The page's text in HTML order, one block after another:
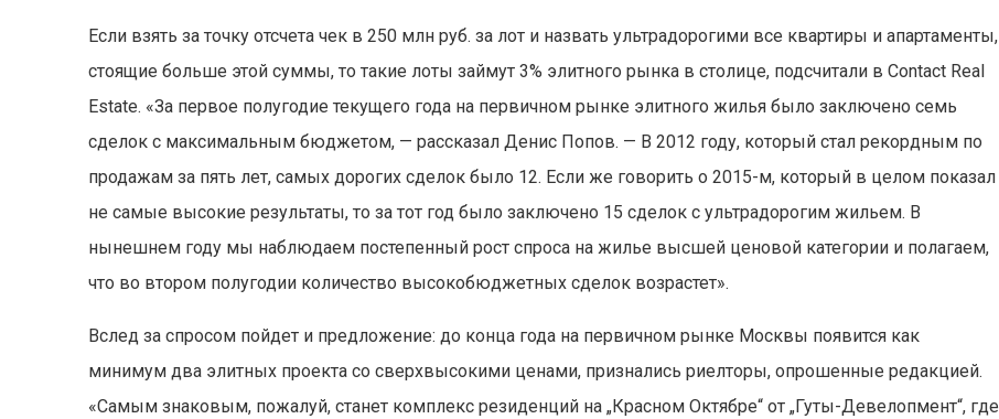
Если взять за точку отсчета чек в 250 млн руб. за лот и назвать ультрадорогими все квартиры и апартаменты,
стоящие больше этой суммы, то такие лоты займут 3% элитного рынка в столице, подсчитали в Contact Real
Estate. «За первое полугодие текущего года на первичном рынке элитного жилья было заключено семь
сделок с максимальным бюджетом, — рассказал Денис Попов. — В 2012 году, который стал рекордным по
продажам за пять лет, самых дорогих сделок было 12. Если же говорить о 2015-м, который в целом показал
не самые высокие результаты, то за тот год было заключено 15 сделок с ультрадорогим жильем. В
нынешнем году мы наблюдаем постепенный рост спроса на жилье высшей ценовой категории и полагаем,
что во втором полугодии количество высокобюджетных сделок возрастет».
Вслед за спросом пойдет и предложение: до конца года на первичном рынке Москвы появится как
минимум два элитных проекта со сверхвысокими ценами, признались риелторы, опрошенные редакцией.
«Самым знаковым, пожалуй, станет комплекс резиденций на „Красном Октябре“ от „Гуты-Девелопмент“, где